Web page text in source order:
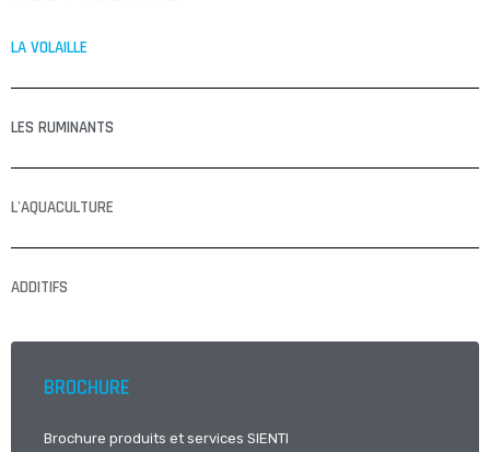
LA VOLAILLE
LES RUMINANTS
L'AQUACULTURE
ADDITIFS
BROCHURE
Brochure produits et services SIENTI